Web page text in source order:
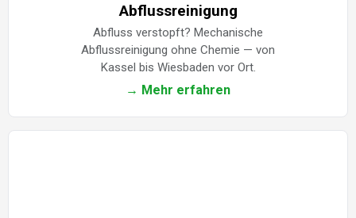
Abflussreinigung
Abfluss verstopft? Mechanische
Abflussreinigung ohne Chemie — von
Kassel bis Wiesbaden vor Ort.
→ Mehr erfahren